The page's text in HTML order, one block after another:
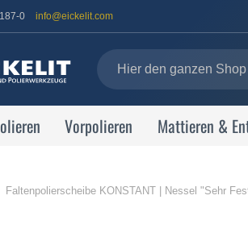
0 info@eickelit.com
Vorpolieren Mattieren &
Faltenpolierscheibe KONSTANT | Nessel "Sehr